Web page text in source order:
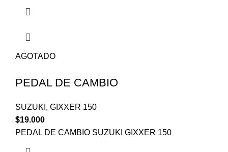
AGOTADO
PEDAL DE CAMBIO
SUZUKI , GIXXER 150
$19.000
PEDAL DE CAMBIO SUZUKI GIXXER 150